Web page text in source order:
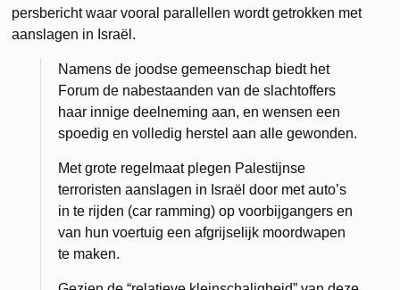
persbericht waar vooral parallellen wordt getrokken met
aanslagen in Israël.
Namens de joodse gemeenschap biedt het
Forum de nabestaanden van de slachtoffers
haar innige deelneming aan, en wensen een
spoedig en volledig herstel aan alle gewonden.
Met grote regelmaat plegen Palestijnse
terroristen aanslagen in Israël door met auto’s
in te rijden (car ramming) op voorbijgangers en
van hun voertuig een afgrijselijk moordwapen
te maken.